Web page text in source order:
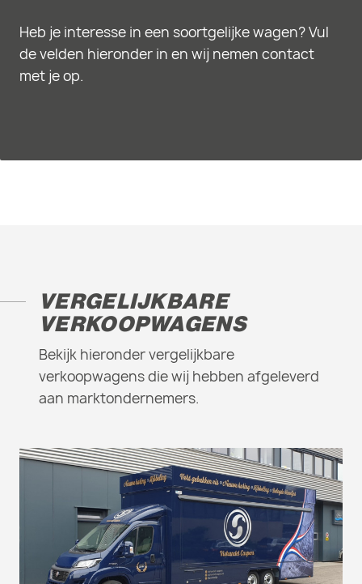
Heb je interesse in een soortgelijke wagen? Vul
de velden hieronder in en wij nemen contact
met je op.
VERGELIJKBARE
VERKOOPWAGENS
Bekijk hieronder vergelijkbare
verkoopwagens die wij hebben afgeleverd
aan marktondernemers.